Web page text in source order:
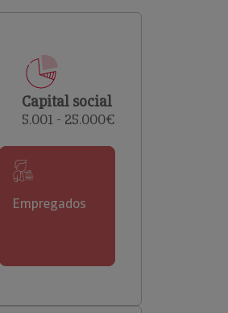
o risco de incumprimento dos
Capital social
5.001 - 25.000€
Empregados